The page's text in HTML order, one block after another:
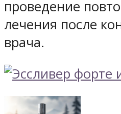
проведение
лечения после
врача.